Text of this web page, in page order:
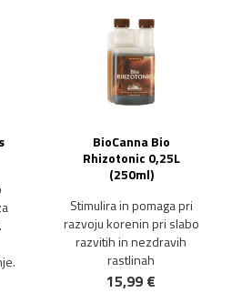
BioCanna Bio
Rhizotonic 0,25L
(250ml)
Stimulira in pomaga pri
razvoju korenin pri slabo
razvitih in nezdravih
rastlinah
15,99 €